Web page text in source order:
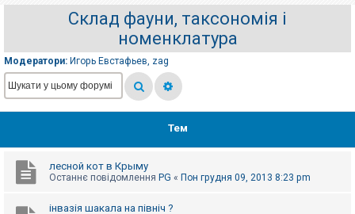
с
р
а
ц
і
Склад фауни, таксономія і
номенклатура
Модератори: Игорь Евстафьев, zag
Тем
лесной кот в Крыму
Останнє повідомлення PG « Пон грудня 09, 2013 8:23 pm
інвазія шакала на північ ?